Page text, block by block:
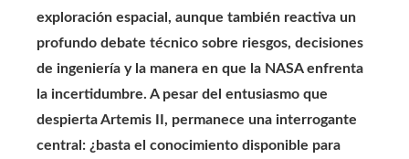
exploración espacial, aunque también reactiva un
profundo debate técnico sobre riesgos, decisiones
de ingeniería y la manera en que la NASA enfrenta
la incertidumbre. A pesar del entusiasmo que
despierta Artemis II, permanece una interrogante
central: ¿basta el conocimiento disponible para